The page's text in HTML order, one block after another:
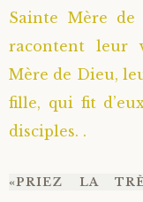
Sainte Mère
racontent leur
Mère de Dieu,
fille, qui fit
disciples. .
«PRIEZ LA